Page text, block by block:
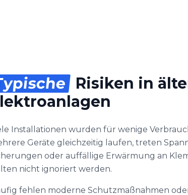
Risiken in
Installationen wurden für wenige
Geräte gleichzeitig laufen, treten
oder auffällige Erwärmung an
nicht ignoriert werden.
fehlen moderne Schutzmaßnahmen